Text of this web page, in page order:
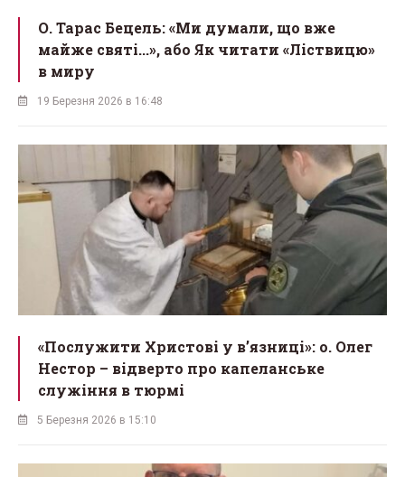
О. Тарас Бецель: «Ми думали, що вже
майже святі...», або Як читати «Ліствицю»
в миру
19 Березня 2026 в 16:48
«Послужити Христові у вʼязниці»: о. Олег
Нестор – відверто про капеланське
служіння в тюрмі
5 Березня 2026 в 15:10